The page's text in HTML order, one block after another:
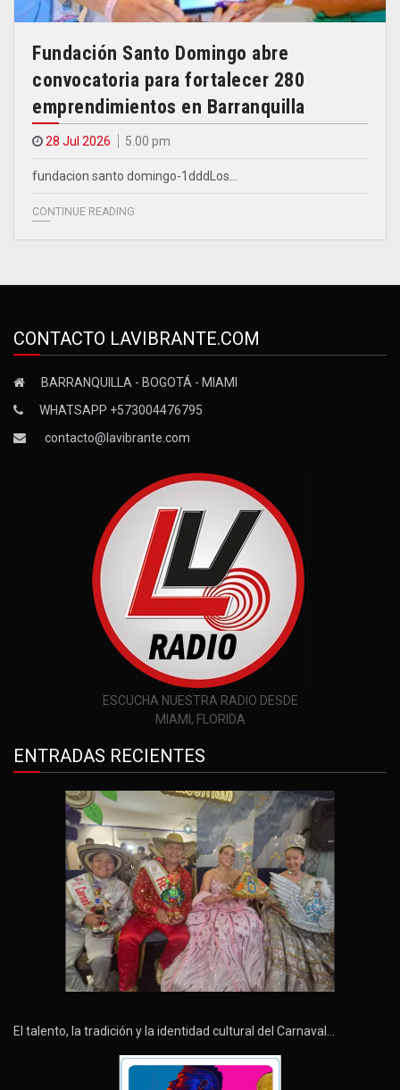
Fundación Santo Domingo abre
convocatoria para fortalecer 280
emprendimientos en Barranquilla
28 Jul 2026 5.00 pm
fundacion santo domingo-1dddLos…
CONTINUE READING
CONTACTO LAVIBRANTE.COM
BARRANQUILLA - BOGOTÁ - MIAMI
WHATSAPP +573004476795
contacto@lavibrante.com
ESCUCHA NUESTRA RADIO DESDE
MIAMI, FLORIDA
ENTRADAS RECIENTES
El talento, la tradición y la identidad cultural del Carnaval…